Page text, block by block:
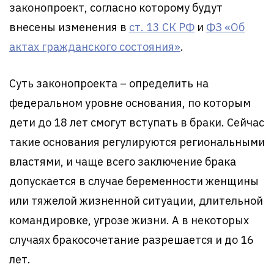
законопроект, согласно которому будут
внесены изменения в ст. 13 СК РФ и ФЗ «Об
актах гражданского состояния».
Суть законопроекта – определить на
федеральном уровне основания, по которым
дети до 18 лет смогут вступать в браки. Сейчас
такие основания регулируются региональными
властями, и чаще всего заключение брака
допускается в случае беременности женщины
или тяжелой жизненной ситуации, длительной
командировке, угрозе жизни. А в некоторых
случаях бракосочетание разрешается и до 16
лет.